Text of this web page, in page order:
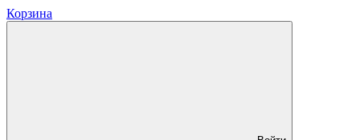
Корзина